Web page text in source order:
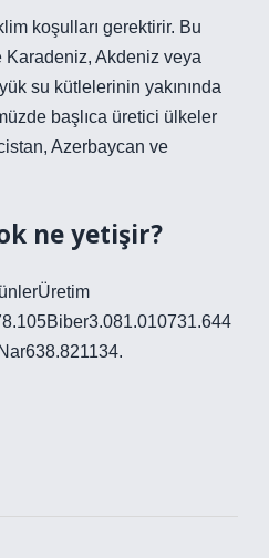
koşulları gerektirir. Bu
Akdeniz veya
su kütlelerinin yakınında
başlıca üretici ülkeler
Azerbaycan ve
ne yetişir?